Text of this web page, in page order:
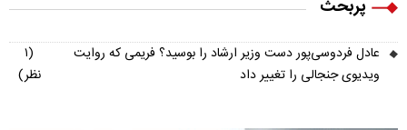
پربحث
عادل فردوسی‌پور دست وزیر ارشاد را بوسید؟ فریمی که روایت
ویدیوی جنجالی را تغییر داد
(۱
نظر)